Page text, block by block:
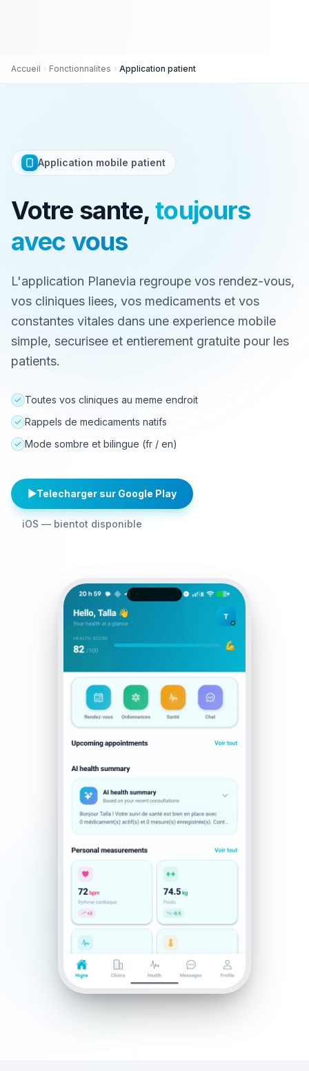
Accueil Fonctionnalites Application patient
Application mobile patient
Votre sante, toujours
avec vous
L'application Planevia regroupe vos rendez-vous,
vos cliniques liees, vos medicaments et vos
constantes vitales dans une experience mobile
simple, securisee et entierement gratuite pour les
patients.
Toutes vos cliniques au meme endroit
Rappels de medicaments natifs
Mode sombre et bilingue (fr / en)
▶Telecharger sur Google Play
iOS — bientot disponible